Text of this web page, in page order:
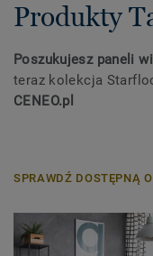
Produkty
Poszukujesz paneli
teraz kolekcja
CENEO.pl
SPRAWDŹ DOSTĘPNĄ